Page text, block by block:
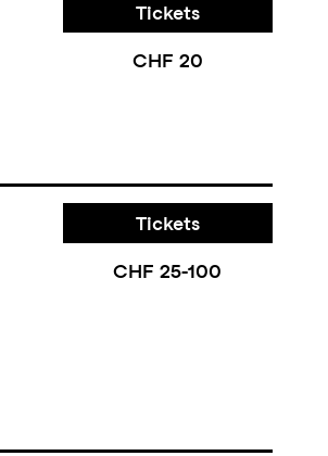
Tickets
CHF 20
Tickets
CHF 25-100